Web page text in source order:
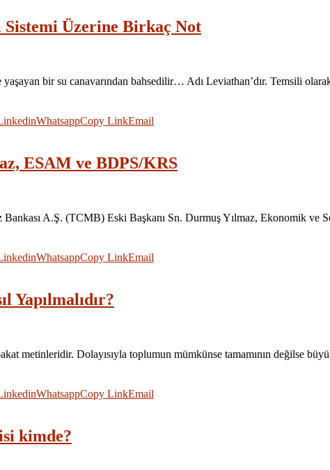
Sistemi Üzerine Birkaç Not
yaşayan bir su canavarından bahsedilir… Adı Leviathan’dır. Temsili
WhatsappCopy LinkEmail
ESAM ve BDPS/KRS
A.Ş. (TCMB) Eski Başkanı Sn. Durmuş Yılmaz, Ekonomik ve
WhatsappCopy LinkEmail
Yapılmalıdır?
metinleridir. Dolayısıyla toplumun mümkünse tamamının değilse
WhatsappCopy LinkEmail
kimde?